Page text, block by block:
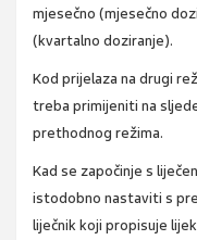
mjesečno (mjesečno
(kvartalno doziranje).
Kod prijelaza na drugi
treba primijeniti na
prethodnog režima.
Kad se započinje s
istodobno nastaviti s
liječnik koji propisuje